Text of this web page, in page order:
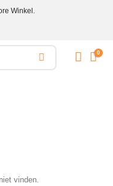
Winkel.
0
vinden.